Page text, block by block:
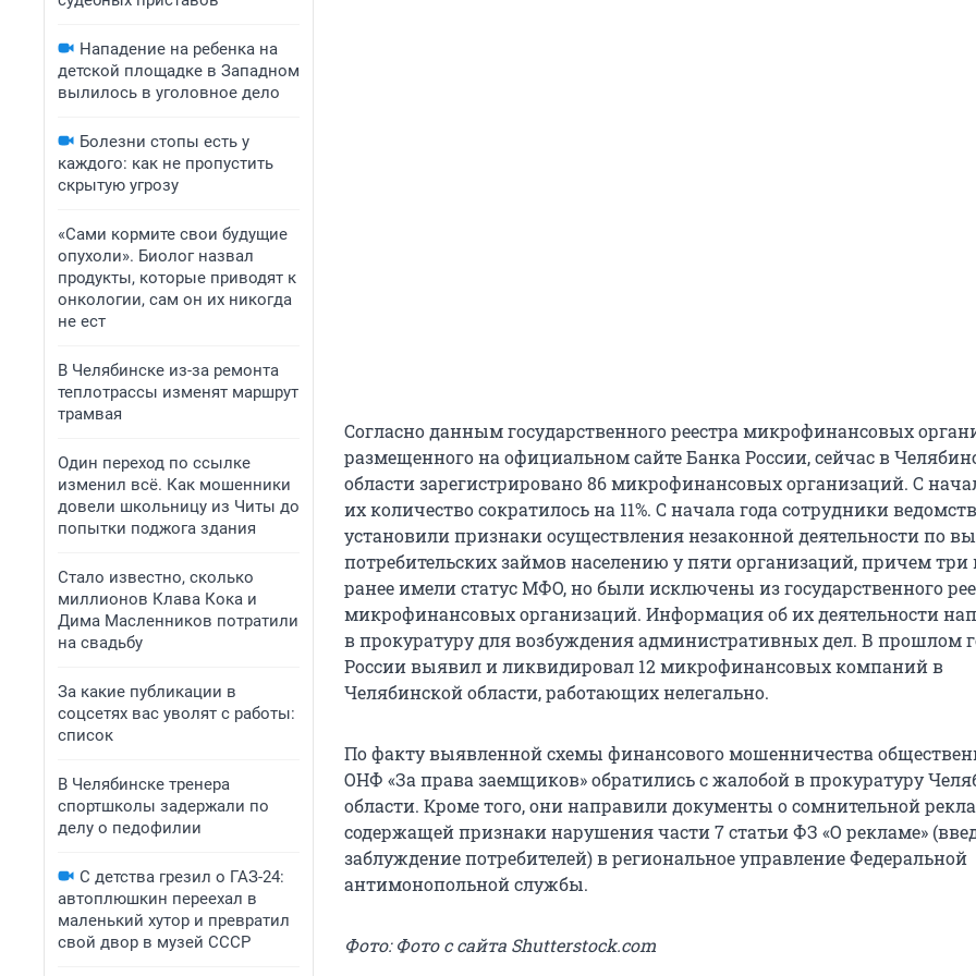
Нападение на ребенка на
детской площадке в Западном
вылилось в уголовное дело
Болезни стопы есть у
каждого: как не пропустить
скрытую угрозу
«Сами кормите свои будущие
опухоли». Биолог назвал
продукты, которые приводят к
онкологии, сам он их никогда
не ест
В Челябинске из-за ремонта
теплотрассы изменят маршрут
трамвая
Один переход по ссылке
изменил всё. Как мошенники
довели школьницу из Читы до
попытки поджога здания
Стало известно, сколько
миллионов Клава Кока и
Дима Масленников потратили
на свадьбу
За какие публикации в
соцсетях вас уволят с работы:
список
В Челябинске тренера
спортшколы задержали по
делу о педофилии
С детства грезил о ГАЗ-24:
автоплюшкин переехал в
маленький хутор и превратил
свой двор в музей СССР
Согласно данным государственного реестра микрофинансовых
размещенного на официальном сайте Банка России, сейчас в
области зарегистрировано 86 микрофинансовых организаций. С
их количество сократилось на 11%. С начала года сотрудники
установили признаки осуществления незаконной деятельности по
потребительских займов населению у пяти организаций, причем три
ранее имели статус МФО, но были исключены из государственного
микрофинансовых организаций. Информация об их деятельности
в прокуратуру для возбуждения административных дел. В прошлом
России выявил и ликвидировал 12 микрофинансовых компаний в
Челябинской области, работающих нелегально.
По факту выявленной схемы финансового мошенничества
ОНФ «За права заемщиков» обратились с жалобой в прокуратуру
области. Кроме того, они направили документы о сомнительной
содержащей признаки нарушения части 7 статьи ФЗ «О рекламе»
заблуждение потребителей) в региональное управление Федеральной
антимонопольной службы.
Фото: Фото с сайта Shutterstock.com